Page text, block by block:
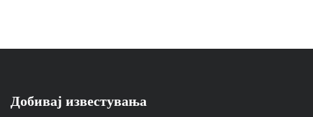
Добивај известувања